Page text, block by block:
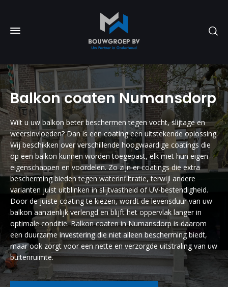
Balkon coaten Numansdorp
Wilt u uw balkon beter beschermen tegen vocht, slijtage en
weersinvloeden? Dan is een coating een uitstekende oplossing.
Wij beschikken over verschillende hoogwaardige coatings die
op een balkon kunnen worden toegepast, elk met hun eigen
eigenschappen en voordelen. Zo zijn er coatings die extra
bescherming bieden tegen waterinfiltratie, terwijl andere
varianten juist uitblinken in slijtvastheid of UV-bestendigheid.
Door de juiste coating te kiezen, wordt de levensduur van uw
balkon aanzienlijk verlengd en blijft het oppervlak langer in
optimale conditie. Balkon coaten in Numansdorp is daarom
een duurzame investering die niet alleen bescherming biedt,
maar ook zorgt voor een nette en verzorgde uitstraling van uw
buitenruimte.